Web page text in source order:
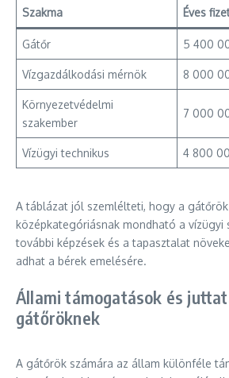
Szakma Éves
Gátőr 5 400
Vízgazdálkodási mérnök 8 000
Környezetvédelmi
szakember
7 000
Vízügyi technikus 4 800
A táblázat jól szemlélteti, hogy a
középkategóriásnak mondható a vízügyi
további képzések és a tapasztalat
adhat a bérek emelésére.
Állami támogatások és
gátőröknek
A gátőrök számára az állam különféle